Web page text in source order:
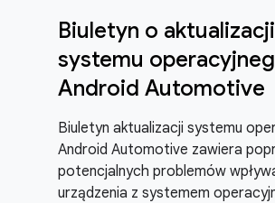
Biuletyn o aktualizacji
systemu
Android Automotive
Biuletyn aktualizacji systemu
Android Automotive zawiera
potencjalnych problemów
urządzenia z systemem